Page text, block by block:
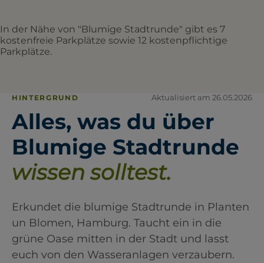
In der Nähe von "Blumige Stadtrunde" gibt es 7
kostenfreie Parkplätze sowie 12 kostenpflichtige
Parkplätze.
HINTERGRUND Aktualisiert am 26.05.2026
Alles, was du über
Blumige Stadtrunde
wissen solltest.
Erkundet die blumige Stadtrunde in Planten
un Blomen, Hamburg. Taucht ein in die
grüne Oase mitten in der Stadt und lasst
euch von den Wasseranlagen verzaubern.